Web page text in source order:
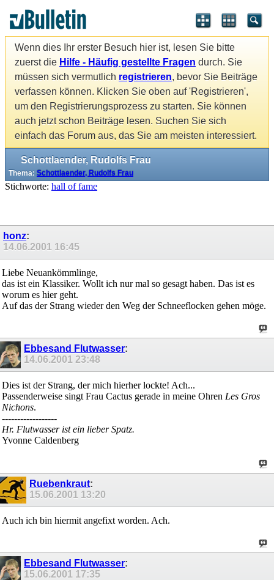
Wenn dies Ihr erster Besuch hier ist, lesen Sie bitte
zuerst die Hilfe - Häufig gestellte Fragen durch. Sie
müssen sich vermutlich registrieren, bevor Sie Beiträge
verfassen können. Klicken Sie oben auf 'Registrieren',
um den Registrierungsprozess zu starten. Sie können
auch jetzt schon Beiträge lesen. Suchen Sie sich
einfach das Forum aus, das Sie am meisten interessiert.
Schottlaender, Rudolfs Frau
Thema: Schottlaender, Rudolfs Frau
Stichworte: hall of fame
honz:
14.06.2001 16:45
Liebe Neuankömmlinge,
das ist ein Klassiker. Wollt ich nur mal so gesagt haben. Das ist es
worum es hier geht.
Auf das der Strang wieder den Weg der Schneeflocken gehen möge.
Ebbesand Flutwasser:
14.06.200123:48
Dies ist der Strang, der mich hierher lockte! Ach...
Passenderweise singt Frau Cactus gerade in meine Ohren Les Gros
Nichons.
------------------
Hr. Flutwasser ist ein lieber Spatz.
Yvonne Caldenberg
Ruebenkraut:
15.06.2001 13:20
Auch ich bin hiermit angefixt worden. Ach.
Ebbesand Flutwasser:
15.06.2001 17:35